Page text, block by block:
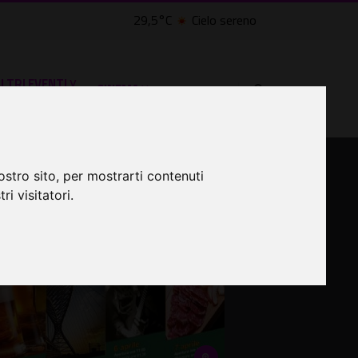
sito, per mostrarti contenuti
visitatori.
29,5°C Cielo sereno
EVENTI ˅ CINEMA ˅